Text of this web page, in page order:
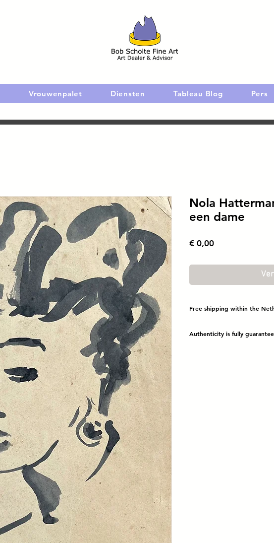
Vrouwenpalet Diensten Tableau Blog Pers
Nola
een dame
€ 0,00Prijs
Free shipping within the
Authenticity is fully